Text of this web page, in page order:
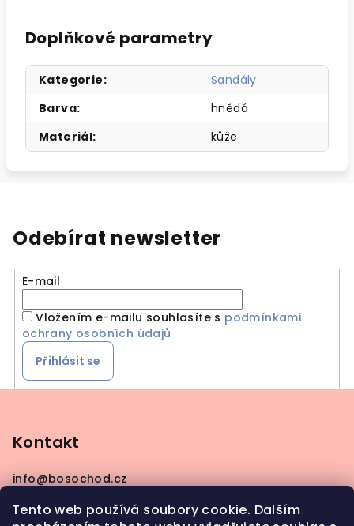
Tento web používá soubory cookie. Dalším
Doplňkové parametry
Kategorie:
Sandály
Barva:
hnědá
Materiál: kůže
Odebírat newsletter
E-mail
Vložením e-mailu souhlasíte s podmínkami
ochrany osobních údajů
Přihlásit se
t
Kontakt
info@bosochod.cz